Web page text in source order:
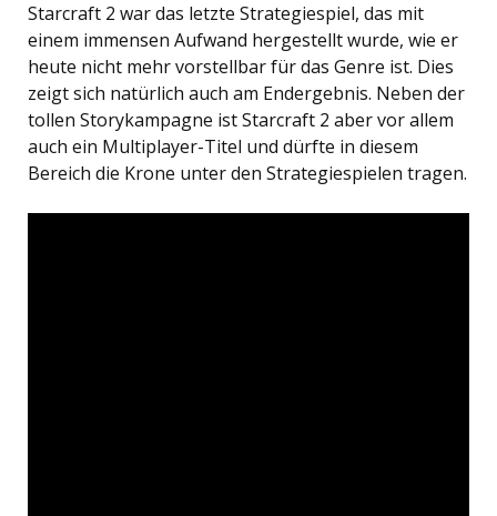
Starcraft 2 war das letzte Strategiespiel, das mit
einem immensen Aufwand hergestellt wurde, wie er
heute nicht mehr vorstellbar für das Genre ist. Dies
zeigt sich natürlich auch am Endergebnis. Neben der
tollen Storykampagne ist Starcraft 2 aber vor allem
auch ein Multiplayer-Titel und dürfte in diesem
Bereich die Krone unter den Strategiespielen tragen.